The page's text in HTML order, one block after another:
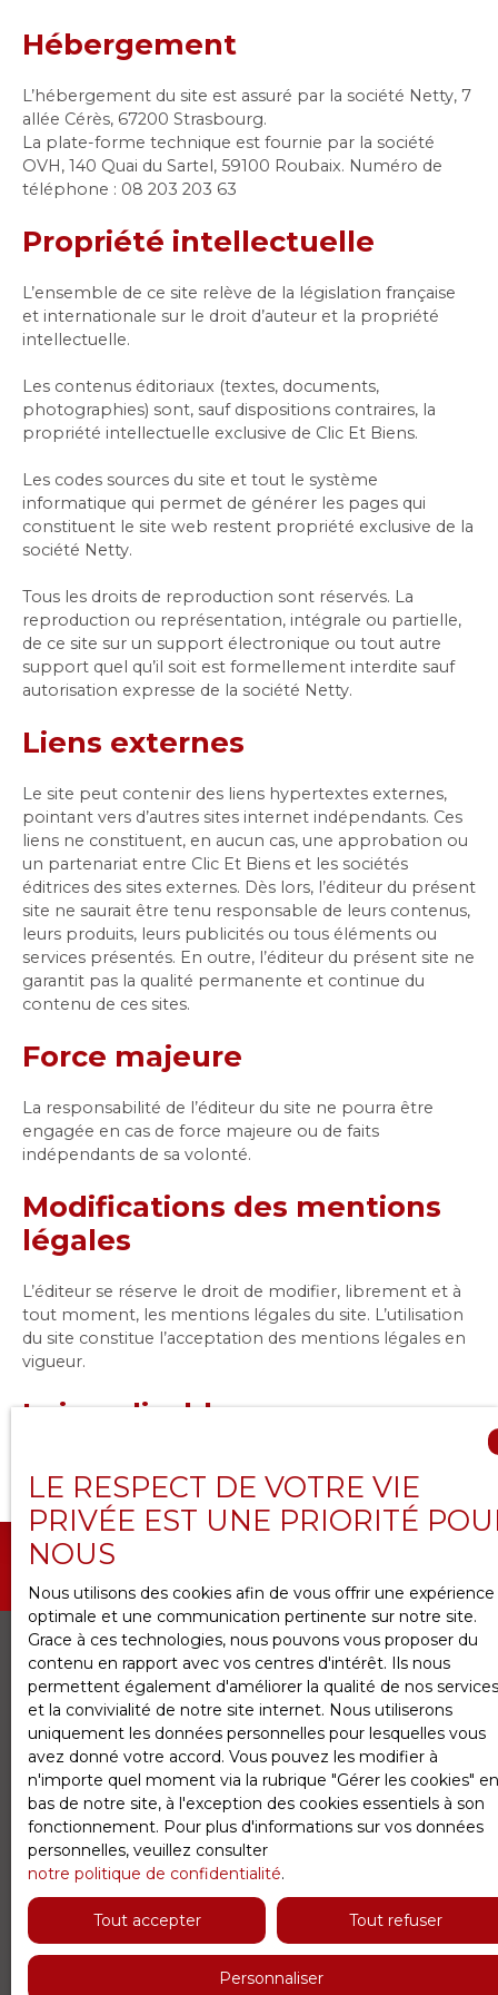
Hébergement
L’hébergement du site est assuré par la société Netty, 7
allée Cérès, 67200 Strasbourg.
La plate-forme technique est fournie par la société
OVH, 140 Quai du Sartel, 59100 Roubaix. Numéro de
téléphone : 08 203 203 63
Propriété intellectuelle
L’ensemble de ce site relève de la législation française
et internationale sur le droit d’auteur et la propriété
intellectuelle.
Les contenus éditoriaux (textes, documents,
photographies) sont, sauf dispositions contraires, la
propriété intellectuelle exclusive de Clic Et Biens.
Les codes sources du site et tout le système
informatique qui permet de générer les pages qui
constituent le site web restent propriété exclusive de la
société Netty.
Tous les droits de reproduction sont réservés. La
reproduction ou représentation, intégrale ou partielle,
de ce site sur un support électronique ou tout autre
support quel qu’il soit est formellement interdite sauf
autorisation expresse de la société Netty.
Liens externes
Le site peut contenir des liens hypertextes externes,
pointant vers d’autres sites internet indépendants. Ces
liens ne constituent, en aucun cas, une approbation ou
un partenariat entre Clic Et Biens et les sociétés
éditrices des sites externes. Dès lors, l’éditeur du présent
site ne saurait être tenu responsable de leurs contenus,
leurs produits, leurs publicités ou tous éléments ou
services présentés. En outre, l’éditeur du présent site ne
garantit pas la qualité permanente et continue du
contenu de ces sites.
Force majeure
La responsabilité de l’éditeur du site ne pourra être
engagée en cas de force majeure ou de faits
indépendants de sa volonté.
Modifications des mentions
légales
L’éditeur se réserve le droit de modifier, librement et à
tout moment, les mentions légales du site. L’utilisation
du site constitue l’acceptation des mentions légales en
vigueur.
Loi applicable
JE RECHERCHE UN BIEN
Vente appartement Versailles (78000)
Vente maison Viroflay (78220)
Vente maison Fontenay-le-Fleury (78330)
Vente maison Jouy-en-Josas (78350)
Vente maison Chaville (92370)
Vente appartement Chaville (92370)
LE RESPECT DE VOTRE VIE
PRIVÉE EST UNE PRIORITÉ
NOUS
Nous utilisons des cookies afin de vous offrir une expérience
optimale et une communication pertinente sur notre site.
Grace à ces technologies, nous pouvons vous proposer du
contenu en rapport avec vos centres d'intérêt. Ils nous
permettent également d'améliorer la qualité de nos services
et la convivialité de notre site internet. Nous utiliserons
uniquement les données personnelles pour lesquelles vous
avez donné votre accord. Vous pouvez les modifier à
n'importe quel moment via la rubrique ″Gérer les cookies″ en
bas de notre site, à l'exception des cookies essentiels à son
fonctionnement. Pour plus d'informations sur vos données
personnelles, veuillez consulter
notre politique de confidentialité.
Tout accepter Tout refuser
Personnaliser